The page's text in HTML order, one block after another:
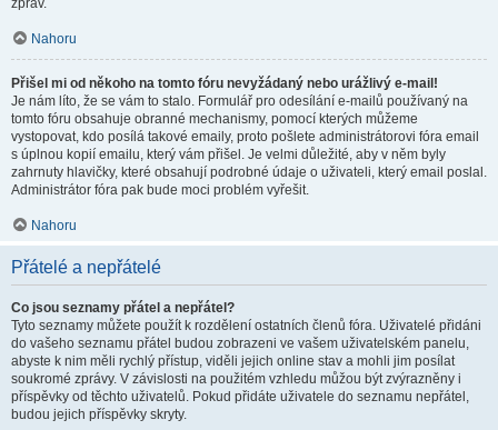
zpráv.
Nahoru
Přišel mi od někoho na tomto fóru nevyžádaný nebo urážlivý e-mail!
Je nám líto, že se vám to stalo. Formulář pro odesílání e-mailů používaný na
tomto fóru obsahuje obranné mechanismy, pomocí kterých můžeme
vystopovat, kdo posílá takové emaily, proto pošlete administrátorovi fóra email
s úplnou kopií emailu, který vám přišel. Je velmi důležité, aby v něm byly
zahrnuty hlavičky, které obsahují podrobné údaje o uživateli, který email poslal.
Administrátor fóra pak bude moci problém vyřešit.
Nahoru
Přátelé a nepřátelé
Co jsou seznamy přátel a nepřátel?
Tyto seznamy můžete použít k rozdělení ostatních členů fóra. Uživatelé přidáni
do vašeho seznamu přátel budou zobrazeni ve vašem uživatelském panelu,
abyste k nim měli rychlý přístup, viděli jejich online stav a mohli jim posílat
soukromé zprávy. V závislosti na použitém vzhledu můžou být zvýrazněny i
příspěvky od těchto uživatelů. Pokud přidáte uživatele do seznamu nepřátel,
budou jejich příspěvky skryty.